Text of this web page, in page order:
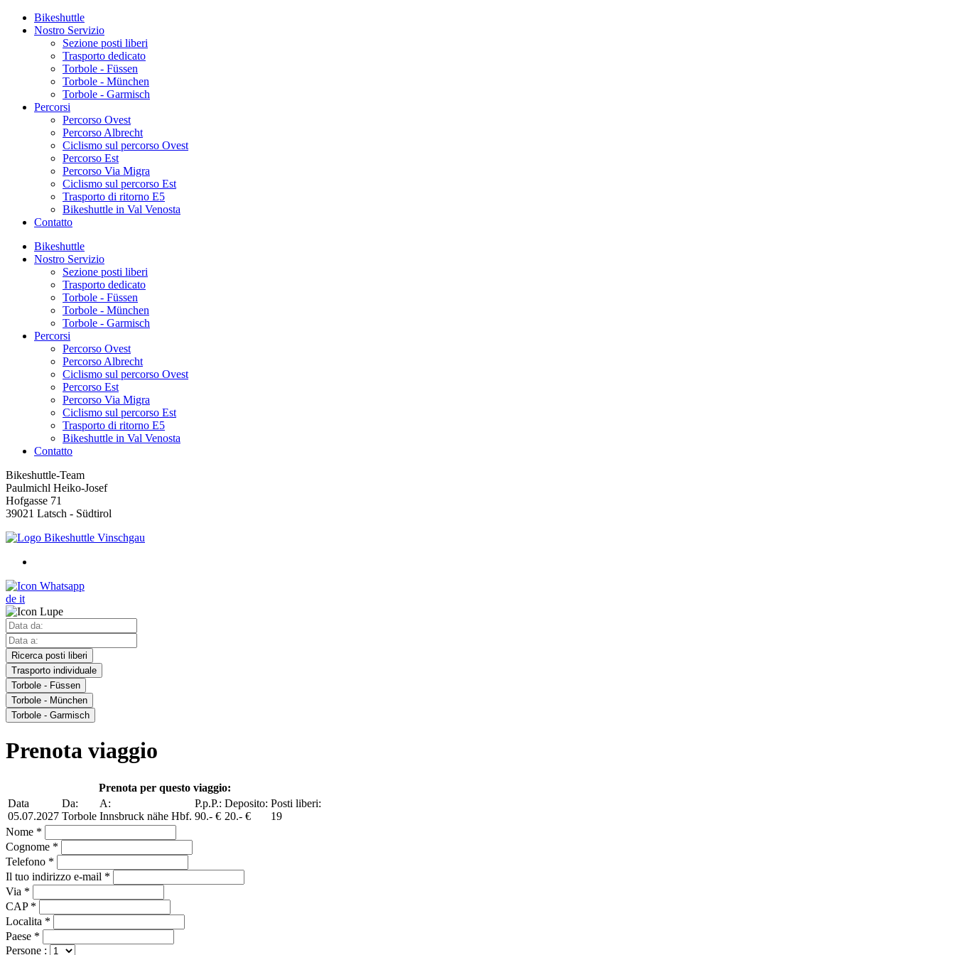
Bikeshuttle
Nostro Servizio
Sezione posti liberi
Trasporto dedicato
Torbole - Füssen
Torbole - München
Torbole - Garmisch
Percorsi
Percorso Ovest
Percorso Albrecht
Ciclismo sul percorso Ovest
Percorso Est
Percorso Via Migra
Ciclismo sul percorso Est
Trasporto di ritorno E5
Bikeshuttle in Val Venosta
Contatto
Bikeshuttle
Nostro Servizio
Sezione posti liberi
Trasporto dedicato
Torbole - Füssen
Torbole - München
Torbole - Garmisch
Percorsi
Percorso Ovest
Percorso Albrecht
Ciclismo sul percorso Ovest
Percorso Est
Percorso Via Migra
Ciclismo sul percorso Est
Trasporto di ritorno E5
Bikeshuttle in Val Venosta
Contatto
Bikeshuttle-Team
Paulmichl Heiko-Josef
Hofgasse 71
39021 Latsch - Südtirol
de it
Ricerca posti liberi
Trasporto individuale
Torbole - Füssen
Torbole - München
Torbole - Garmisch
Prenota viaggio
Prenota per questo viaggio:
Data
05.07.2027
Da:
Torbole
A:
Innsbruck nähe Hbf.
P.p.P.:
90.- €
Deposito:
20.- €
Posti liberi:
19
Nome *
Cognome *
Telefono *
Il tuo indirizzo e-mail *
Via *
CAP *
Localita *
Paese *
Persone :